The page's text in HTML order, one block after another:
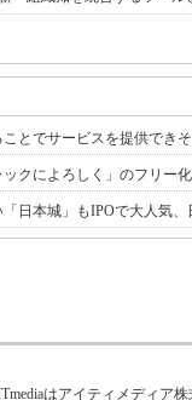
ことでサービスを提供できそ
ックによろしく」のフリー
「日本城」もIPOで大人気
はアイティメディア